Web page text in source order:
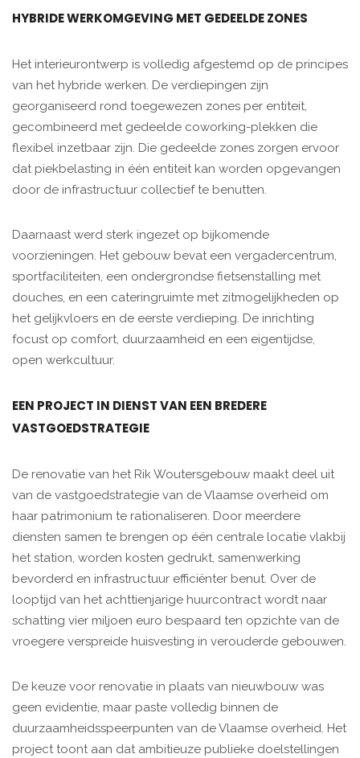
HYBRIDE WERKOMGEVING MET GEDEELDE ZONES
Het interieurontwerp is volledig afgestemd op de principes
van het hybride werken. De verdiepingen zijn
georganiseerd rond toegewezen zones per entiteit,
gecombineerd met gedeelde coworking-plekken die
flexibel inzetbaar zijn. Die gedeelde zones zorgen ervoor
dat piekbelasting in één entiteit kan worden opgevangen
door de infrastructuur collectief te benutten.
Daarnaast werd sterk ingezet op bijkomende
voorzieningen. Het gebouw bevat een vergadercentrum,
sportfaciliteiten, een ondergrondse fietsenstalling met
douches, en een cateringruimte met zitmogelijkheden op
het gelijkvloers en de eerste verdieping. De inrichting
focust op comfort, duurzaamheid en een eigentijdse,
open werkcultuur.
EEN PROJECT IN DIENST VAN EEN BREDERE
VASTGOEDSTRATEGIE
De renovatie van het Rik Woutersgebouw maakt deel uit
van de vastgoedstrategie van de Vlaamse overheid om
haar patrimonium te rationaliseren. Door meerdere
diensten samen te brengen op één centrale locatie vlakbij
het station, worden kosten gedrukt, samenwerking
bevorderd en infrastructuur efficiënter benut. Over de
looptijd van het achttienjarige huurcontract wordt naar
schatting vier miljoen euro bespaard ten opzichte van de
vroegere verspreide huisvesting in verouderde gebouwen.
De keuze voor renovatie in plaats van nieuwbouw was
geen evidentie, maar paste volledig binnen de
duurzaamheidsspeerpunten van de Vlaamse overheid. Het
project toont aan dat ambitieuze publieke doelstellingen